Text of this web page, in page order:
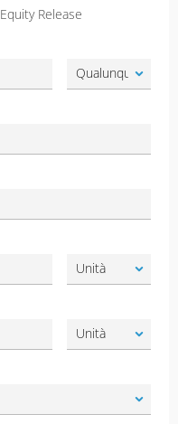
Equity Release